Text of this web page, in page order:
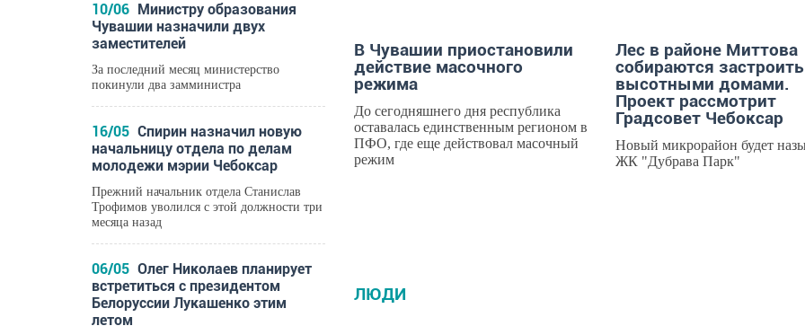
10/06
Министру образования
Чувашии назначили двух
заместителей
За последний месяц министерство
покинули два замминистра
16/05 Спирин назначил новую
начальницу отдела по делам
молодежи мэрии Чебоксар
Прежний начальник отдела Станислав
Трофимов уволился с этой должности три
месяца назад
06/05 Олег Николаев планирует
встретиться с президентом
Белоруссии Лукашенко этим
летом
В Чувашии приостановили
действие масочного
режима
До сегодняшнего дня республика
оставалась единственным регионом в
ПФО, где еще действовал масочный
режим
Лес в районе Миттова
собираются застроить
высотными домами.
Проект рассмотрит
Градсовет Чебоксар
Новый микрорайон будет
ЖК "Дубрава Парк"
ЛЮДИ